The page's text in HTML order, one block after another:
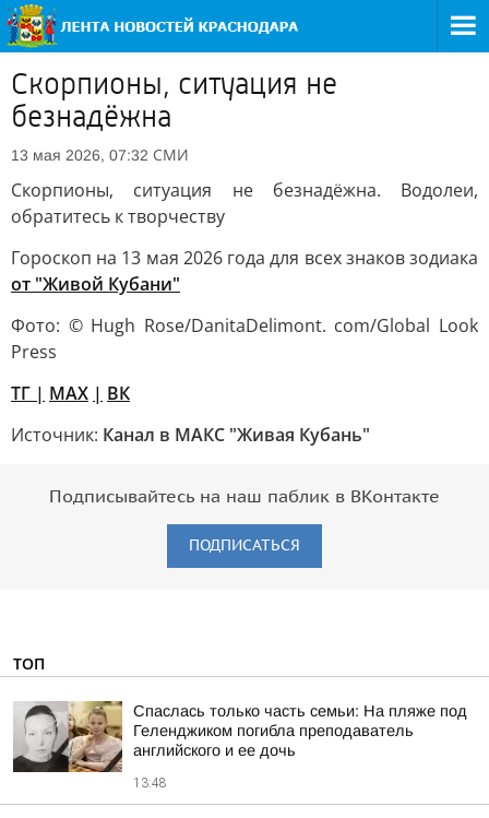
Скорпионы, ситуация не
безнадёжна
13 мая 2026, 07:32 СМИ
Скорпионы, ситуация не безнадёжна. Водолеи,
обратитесь к творчеству
Гороскоп на 13 мая 2026 года для всех знаков зодиака
от "Живой Кубани"
Фото: © Hugh Rose/DanitaDelimont. com/Global Look
Press
TГ | MAX | ВК
Источник: Канал в МАКС "Живая Кубань"
Подписывайтесь на наш паблик в ВКонтакте
ПОДПИСАТЬСЯ
ТОП
Спаслась только часть семьи: На пляже под
Геленджиком погибла преподаватель
английского и ее дочь
13:48